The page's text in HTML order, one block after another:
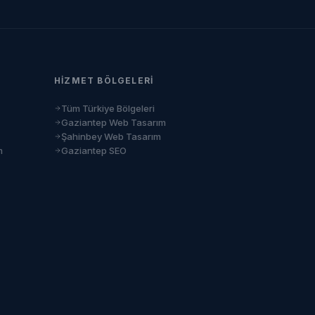
HIZMET BÖLGELERI
Tüm Türkiye Bölgeleri
Gaziantep Web Tasarım
Şahinbey Web Tasarım
Gaziantep SEO